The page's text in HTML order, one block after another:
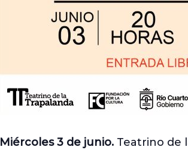
Miércoles 3 de junio. Teatrino de